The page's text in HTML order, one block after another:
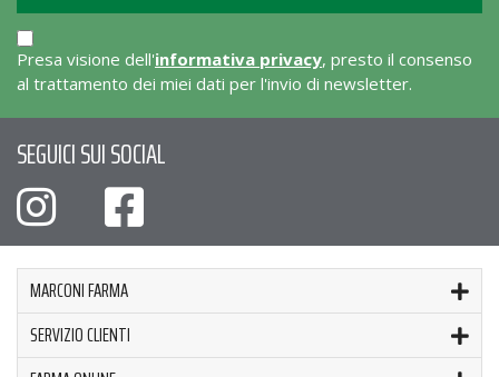
Presa visione dell'informativa privacy, presto il consenso
al trattamento dei miei dati per l'invio di newsletter.
SEGUICI SUI SOCIAL
MARCONI FARMA
SERVIZIO CLIENTI